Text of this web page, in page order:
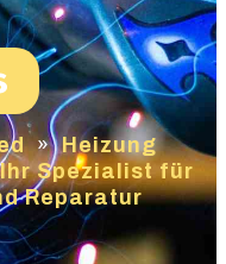
» Heizung
Spezialist für
Reparatur